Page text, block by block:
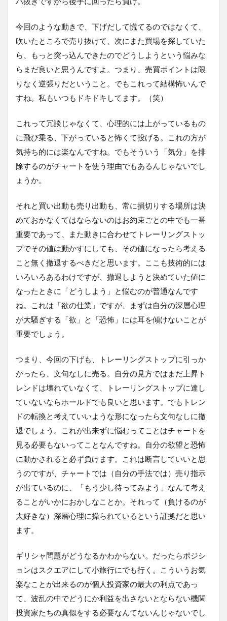
今回のような動きで、下げだして慌てるのではなくて、
吹いたところで売り抜けて、次にまた買場を探していた
ら、もっと突っ込んできたのでどうしようという悩みな
らまだ良いと思うんですよ。つまり、売買ポイントは限
りなく逆張りだということ。でもこれって結構怖いんで
すね。私もいつもドキドキしてます。（笑）
これって冗談じゃなくて、心理的には上がっているもの
に飛び乗る、下がっていると怖くて投げる。これの方が
気持ち的には楽なんですね。でもそういう「気分」を排
除するのがチャートを使う理由でもあるんじゃないでし
ょうか。
それと買い出動も売り出動も、常に損切りする場所は決
めておかなくてはならないのはお約束ごとの中でも一番
重要であって、また動きに合わせてトレーリングストッ
プでその値は動かすにしても、その値になったら考える
こと無く撤退するべきだと思います。ここも技術的には
いろいろあるわけですが、撤退しようと決めていた値に
なったときに「どうしよう」と悩むのが普通なんです
ね。これは「欲の仕業」ですが、まずは自分の深層心理
が大騒ぎする「欲」と「恐怖」には耳を傾けないことが
重要でしょう。
つまり、今回の下げも、トレーリングストップに引っか
かったら、文句なしに売る。自分の見方ではまだ上昇ト
レンドは壊れていなくて、トレーリングストップに達し
ていないならホールドでも良いと思います。でもトレン
ドの転換と考えていいような形になったら文句なしに撤
退でしょう。これが出来ずに悩むってことはチャートを
見る必要もないってことなんですね。自分の欲望と恐怖
に動かされると必ず負けます。これは断言していいと思
うのですが、チャートでは（自分の手法では）売り指示
が出ているのに、「もう少し待ってみよう」なんて考え
ることがいかにおかしなことか。それって（負けるのが
大好きな）深層心理に操られているという証拠だと思い
ます。
ギリシャ問題がどうなるかわからない。だったらポジシ
ョンはスクエアにして小旅行にでも行く。こういうお気
楽なことが出来るのが個人投資家の最大の利点であっ
て、波乱の中でどうにか利益を出さないとならない機関
投資家たちの真似をする必要なんてないんじゃないでし